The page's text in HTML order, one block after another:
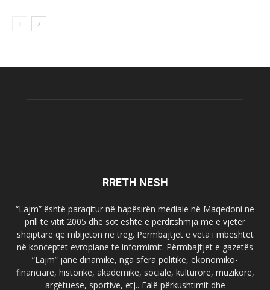
RRETH NESH
“Lajm” është paraqitur në hapësirën mediale në Maqedoni në
prill të vitit 2005 dhe sot është e përditshmja më e vjetër
shqiptare që mbijeton në treg. Përmbajtjet e veta i mbështet
në konceptet evropiane të informimit. Përmbajtjet e gazetës
“Lajm” janë dinamike, nga sfera politike, ekonomiko-
financiare, historike, akademike, sociale, kulturore, muzikore,
argëtuese, sportive, etj.. Falë përkushtimit dhe